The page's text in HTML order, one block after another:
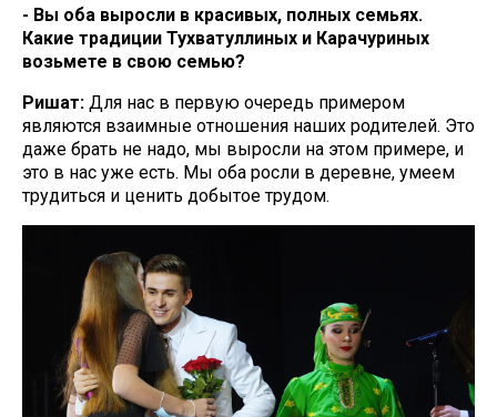
- Вы оба выросли в красивых, полных семьях.
Какие традиции Тухватуллиных и Карачуриных
возьмете в свою семью?
Ришат: Для нас в первую очередь примером
являются взаимные отношения наших родителей. Это
даже брать не надо, мы выросли на этом примере, и
это в нас уже есть. Мы оба росли в деревне, умеем
трудиться и ценить добытое трудом.